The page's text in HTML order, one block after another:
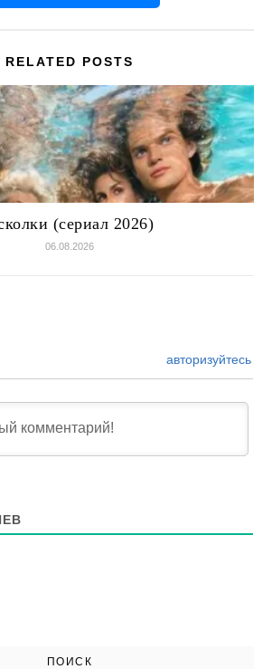
RELATED POSTS
(сериал 2026)
06.08.2026
авторизуйтесь
ПОИСК